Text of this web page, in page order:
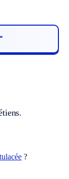
?